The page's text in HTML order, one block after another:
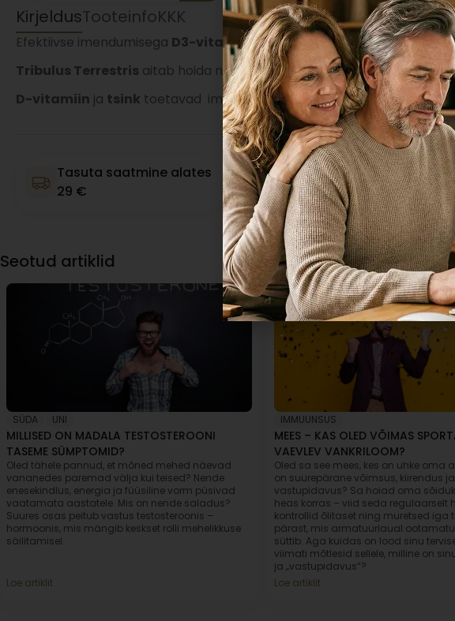
KirjeldusTooteinfoKKK
Efektiivse imendumisega D3-vitamiiniõlikapslid progressiivsele
Tribulus Terrestris aitab hoida normaalset seksuaalset iha ja
D-vitamiin ja tsink toetavad immuunsüsteemi normaalset talitlust.
Tasuta saatmine alates
29 €
Premium kvaliteedi
garantii
Seotud artiklid
SÜDA UNI
MILLISED ON MADALA TESTOSTEROONI
TASEME SÜMPTOMID?
Oled tähele pannud, et mõned mehed näevad
vananedes paremad välja kui teised? Nende
enesekindlus, energia ja füüsiline vorm püsivad
vaatamata aastatele. Mis on nende saladus?
Suures osas peitub vastus testosteroonis –
hormoonis, mis mängib keskset rolli mehelikkuse
säilitamisel.
Loe artiklit
IMMUUNSUS
MEES – KAS OLED VÕIMAS
VAEVLEV VANKRILOOM?
Oled sa see mees, kes on uhke oma
on suurepärane võimsus, kiirendus ja
vastupidavus? Sa hoiad oma
heas korras – viid seda regulaarselt
kontrollid õlitaset ning muretsed iga
pärast, mis armatuurlaual
süttib. Aga kuidas on lood sinu
viimati mõtlesid sellele, milline on
ja „vastupidavus“?
Loe artiklit